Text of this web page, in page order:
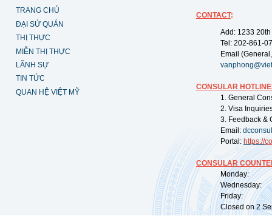
TRANG CHỦ
ĐẠI SỨ QUÁN
THỊ THỰC
MIỄN THỊ THỰC
LÃNH SỰ
TIN TỨC
QUAN HỆ VIỆT MỸ
CONTACT:
Add: 1233
Tel: 202-861-
Email
CONSULAR
1. General
2. Visa
3. Feedback &
Email:
Portal: https://
CONSULAR
Monday:
Wednesday:
Friday:
Closed on 2